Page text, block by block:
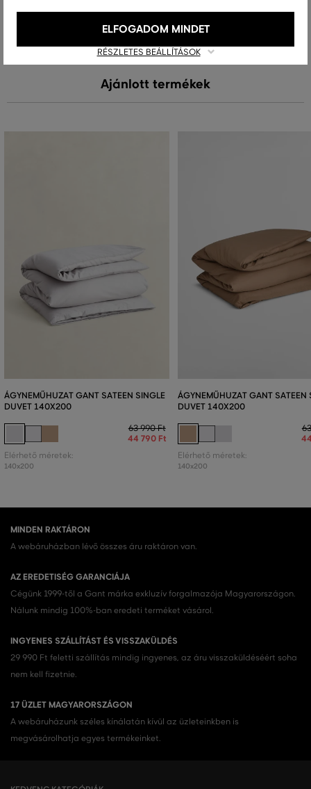
MOSÁS FEHÉRÍTÉS SZÁRÍTÁS VASALÁS TISZTÍTÁS
Ajánlott termékek
ÁGYNEMŰHUZAT GANT SATEEN SINGLE
DUVET 140X200
63 990 Ft
44 790 Ft
Elérhető méretek:
140x200
ÁGYNEMŰHUZAT GANT SATEEN
DUVET 140X200
Elérhető méretek:
140x200
MINDEN RAKTÁRON
A webáruházban lévő összes áru raktáron van.
AZ EREDETISÉG GARANCIÁJA
Cégünk 1999-től a Gant márka exkluzív forgalmazója Magyarországon.
Nálunk mindig 100%-ban eredeti terméket vásárol.
INGYENES SZÁLLÍTÁST ÉS VISSZAKÜLDÉS
29 990 Ft feletti szállítás mindig ingyenes, az áru visszaküldéséért soha
nem kell fizetnie.
17 ÜZLET MAGYARORSZÁGON
A webáruházunk széles kínálatán kívül az üzleteinkben is
megvásárolhatja egyes termékeinket.
RÉSZLETES BEÁLLÍTÁSOK
ELFOGADOM MINDET